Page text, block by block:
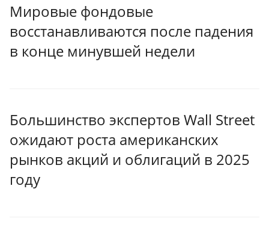
Мировые фондовые
восстанавливаются после падения
в конце минувшей недели
Большинство экспертов Wall Street
ожидают роста американских
рынков акций и облигаций в 2025
году